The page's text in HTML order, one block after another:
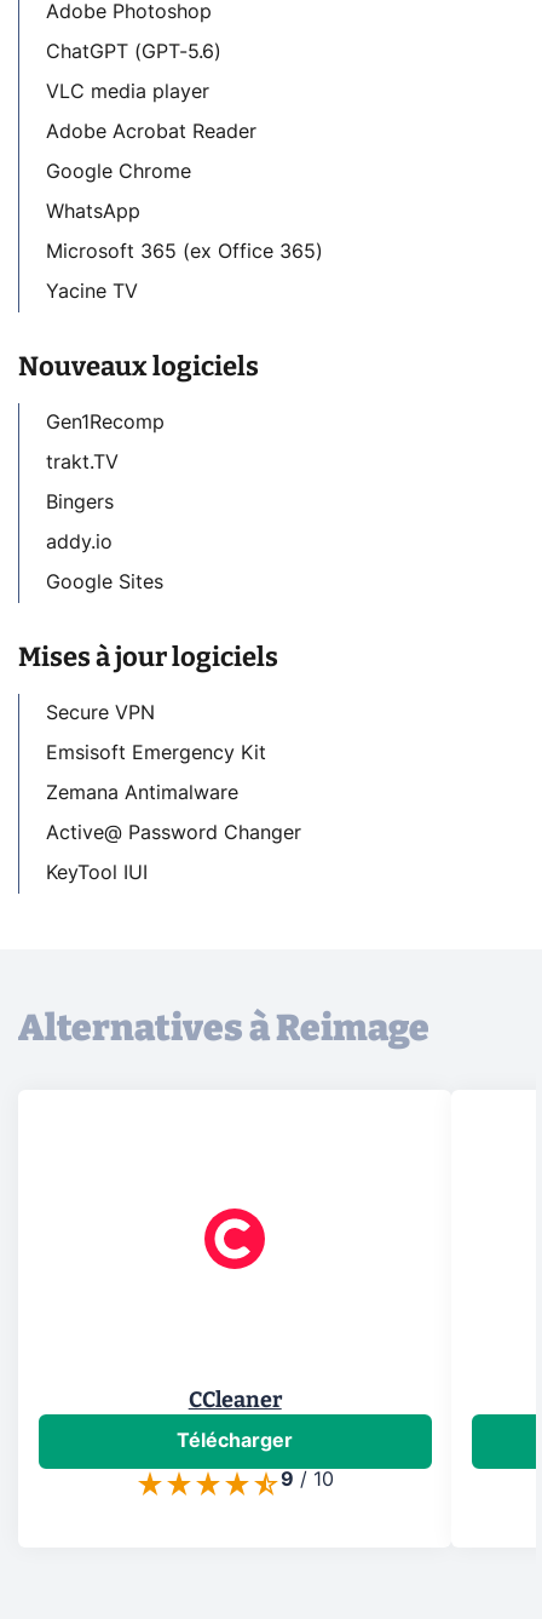
Adobe Photoshop
ChatGPT (GPT-5.6)
VLC media player
Adobe Acrobat Reader
Google Chrome
WhatsApp
Microsoft 365 (ex Office 365)
Yacine TV
Nouveaux logiciels
Gen1Recomp
trakt.TV
Bingers
addy.io
Google Sites
Mises à jour logiciels
Secure VPN
Emsisoft Emergency Kit
Zemana Antimalware
Active@ Password Changer
KeyTool IUI
Alternatives à Reimage
CCleaner
Télécharger
9 / 10